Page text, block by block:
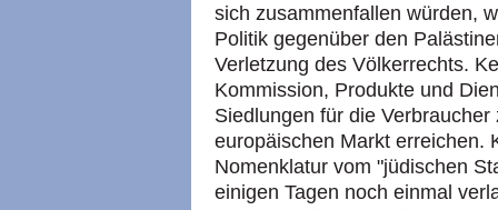
sich zusammenfallen würden,
Politik gegenüber den
Verletzung des Völkerrechts.
Kommission, Produkte und
Siedlungen für die
europäischen Markt erreichen.
Nomenklatur vom "jüdischen
einigen Tagen noch einmal